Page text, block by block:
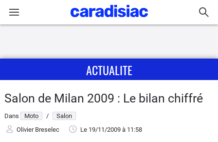
Actu
Essais
ACTUALITE
Salon de Milan 2009 : Le bilan chiffré
Dans Moto /
Salon
Olivier Breselec
Le 19/11/2009 à 11:58